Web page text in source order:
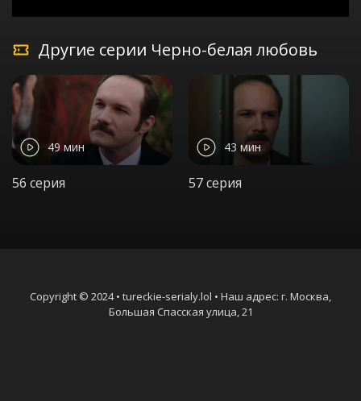
Другие серии Черно-белая любовь
49 мин
56 серия
43 мин
57 серия
Copyright © 2024 • tureckie-serialy.lol • Наш адрес: г. Москва,
Большая Спасская улица, 21